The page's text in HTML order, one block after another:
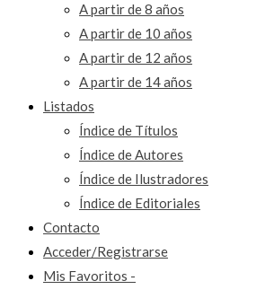
A partir de 8 años
A partir de 10 años
A partir de 12 años
A partir de 14 años
Listados
Índice de Títulos
Índice de Autores
Índice de Ilustradores
Índice de Editoriales
Contacto
Acceder/Registrarse
Mis Favoritos -